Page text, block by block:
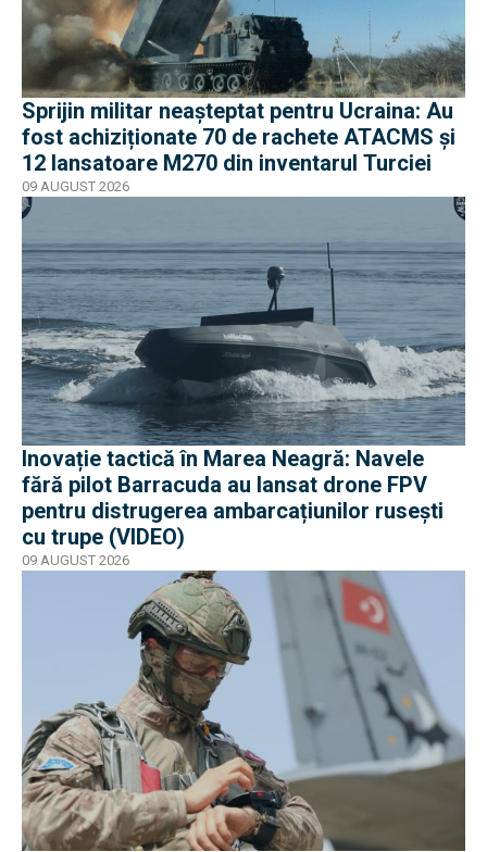
Sprijin militar neașteptat pentru Ucraina: Au
fost achiziționate 70 de rachete ATACMS și
12 lansatoare M270 din inventarul Turciei
09 AUGUST 2026
Inovație tactică în Marea Neagră: Navele
fără pilot Barracuda au lansat drone FPV
pentru distrugerea ambarcațiunilor rusești
cu trupe (VIDEO)
09 AUGUST 2026